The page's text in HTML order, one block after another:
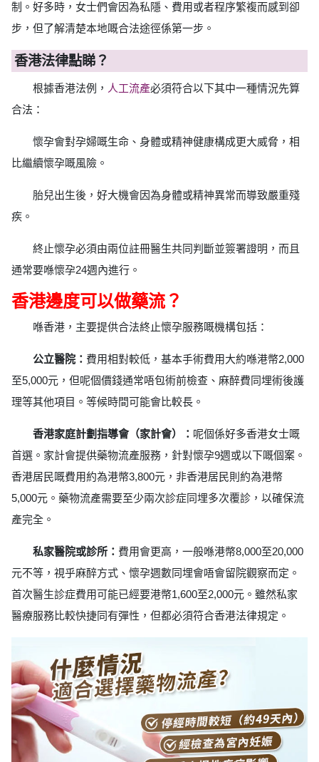
制。好多時，女士們會因為私隱、費用或者程序繁複而感到卻
步，但了解清楚本地嘅合法途徑係第一步。
香港法律點睇？
根據香港法例， 人工流產必須符合以下其中一種情況先算
合法：
懷孕會對孕婦嘅生命、身體或精神健康構成更大威脅，相
比繼續懷孕嘅風險。
胎兒出生後，好大機會因為身體或精神異常而導致嚴重殘
疾。
終止懷孕必須由兩位註冊醫生共同判斷並簽署證明，而且
通常要喺懷孕24週內進行。
香港邊度可以做藥流？
喺香港，主要提供合法終止懷孕服務嘅機構包括：
公立醫院： 費用相對較低，基本手術費用大約喺港幣2,000
至5,000元，但呢個價錢通常唔包術前檢查、麻醉費同埋術後護
理等其他項目。等候時間可能會比較長。
香港家庭計劃指導會（家計會）： 呢個係好多香港女士嘅
首選。家計會提供藥物流產服務，針對懷孕9週或以下嘅個案。
香港居民嘅費用約為港幣3,800元，非香港居民則約為港幣
5,000元。藥物流產需要至少兩次診症同埋多次覆診，以確保流
產完全。
私家醫院或診所： 費用會更高，一般喺港幣8,000至20,000
元不等，視乎麻醉方式、懷孕週數同埋會唔會留院觀察而定。
首次醫生診症費用可能已經要港幣1,600至2,000元。雖然私家
醫療服務比較快捷同有彈性，但都必須符合香港法律規定。